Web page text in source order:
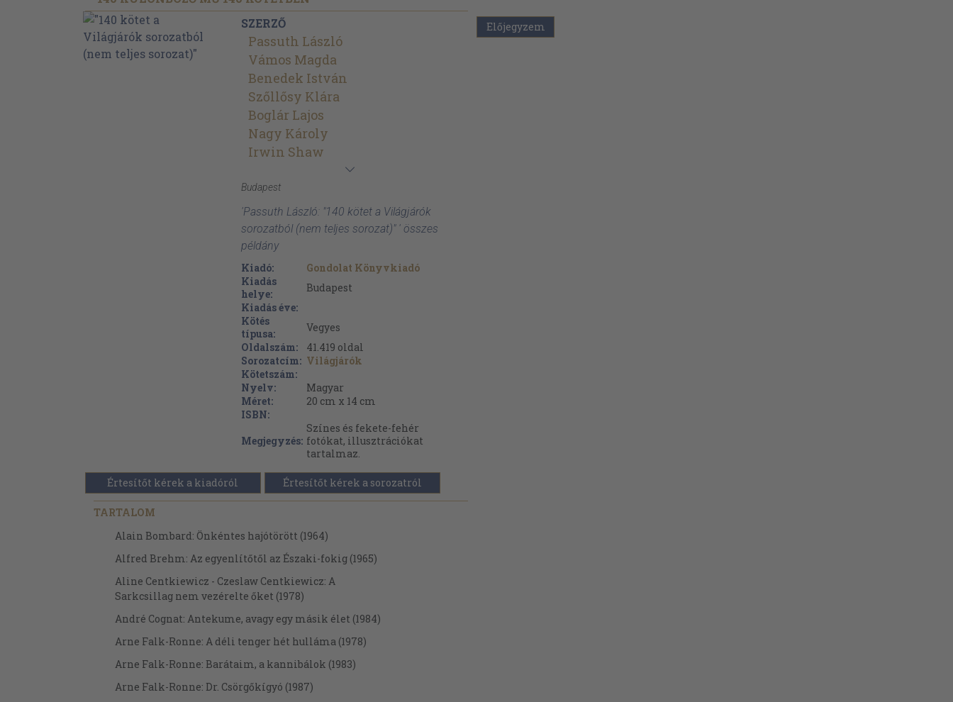
SZERZŐ
Passuth László
Vámos Magda
Benedek István
Szőllősy Klára
Boglár Lajos
Nagy Károly
Irwin Shaw
Budapest
'Passuth László: "140 kötet a Világjárók
sorozatból (nem teljes sorozat)" ' összes
példány
Kiadó:
Gondolat Könyvkiadó
Kiadás
helye:
Budapest
Kiadás éve:
Kötés
típusa:
Vegyes
Oldalszám:
41.419 oldal
Sorozatcím: Világjárók
Kötetszám:
Nyelv:
Magyar
Méret:
20 cm x 14 cm
ISBN:
Megjegyzés:
Színes és fekete-fehér
fotókat, illusztrációkat
tartalmaz.
Értesítőt kérek a kiadóról Értesítőt kérek a sorozatról
TARTALOM
Alain Bombard: Önkéntes hajótörött (1964)
Alfred Brehm: Az egyenlítőtől az Északi-fokig (1965)
Aline Centkiewicz - Czeslaw Centkiewicz: A
Sarkcsillag nem vezérelte őket (1978)
André Cognat: Antekume, avagy egy másik élet (1984)
Arne Falk-Ronne: A déli tenger hét hulláma (1978)
Arne Falk-Ronne: Barátaim, a kannibálok (1983)
Arne Falk-Ronne: Dr. Csörgőkígyó (1987)
Előjegyzem